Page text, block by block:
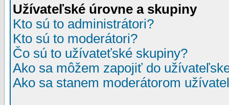
Užívateľské úrovne a skupiny
Kto sú to administrátori?
Kto sú to moderátori?
Čo sú to užívateťské skupiny?
Ako sa môžem zapojiť do
Ako sa stanem moderátorom